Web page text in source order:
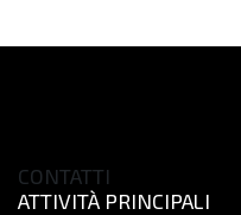
CONTATTI
ATTIVITÀ PRINCIPALI